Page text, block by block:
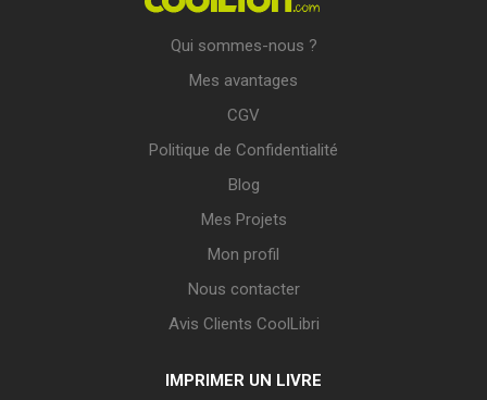
Qui sommes-nous ?
Mes avantages
CGV
Politique de Confidentialité
Blog
Mes Projets
Mon profil
Nous contacter
Avis Clients CoolLibri
IMPRIMER UN LIVRE